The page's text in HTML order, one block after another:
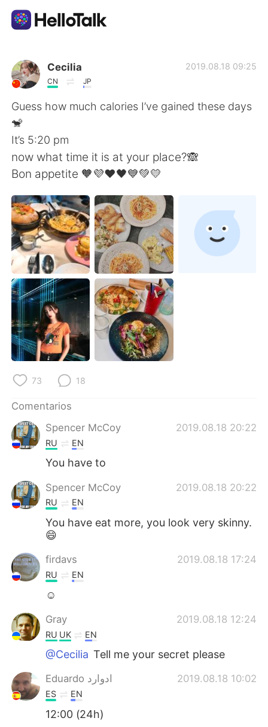
Aplicación de intercambio de idiomas
AI Grammar Checker
English
繁體中文 العربية
Français Deutsch
日本語 한국어
Русский ไทย
Indonesia Italiano
Türkçe Tiếng Việt
Cecilia
CN JP
2019.08.18 09:25
Guess how much calories I’ve gained these days
🐒
It’s 5:20 pm
now what time it is at your place?🙈
Bon appetite 🧡💜❤️🖤💙💚💛
73 18
Comentarios
Spencer McCoy
2019.08.18 20:22
RU EN
You have to
Spencer McCoy 2019.08.18 20:22
RU EN
You have eat more, you look very skinny.
😄
firdavs 2019.08.18 17:24
RU EN
☺
Gray 2019.08.18 12:24
RU UK EN
@Cecilia Tell me your secret please
Eduardo ادوارد 2019.08.18 10:02
ES EN
12:00 (24h)